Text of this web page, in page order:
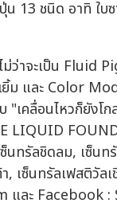
13 ชนิด อาทิ ใบซ
ว่าจะเป็น Fluid
ยิ้ม และ Color
"เคลื่อนไหวก็ยัง
LIQUID
ทรัลชิดลม, เซ็นท
, เซ็นทรัลเฟสติ
และ Facebook